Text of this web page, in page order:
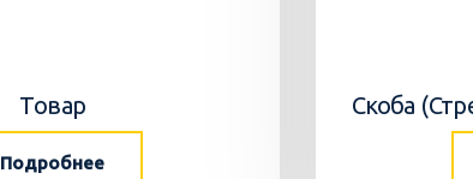
Товар
Подробнее